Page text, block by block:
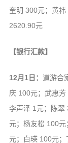
奎明 300元；黄
2620.90元
【银行汇款】
12月1日： 道游合
庆 100元；武惠
李声泽 1元；陈
元；杨友松 100
元；白瑛 100元